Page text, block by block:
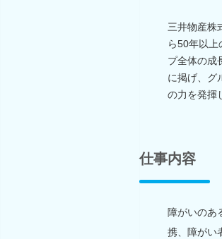
三井物産株
ら50年以
プ全体の成
に掲げ、グ
の力を発揮
仕事内容
障がいのあ
携、障がい